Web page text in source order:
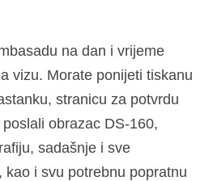
na dan i vrijeme
vizu. Morate ponijeti tiskanu
stranicu za potvrdu
obrazac DS-160,
sadašnje i sve
kao i svu potrebnu popratnu